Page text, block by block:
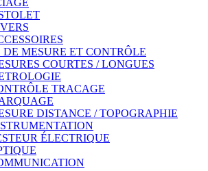
MESURE ET CONTRÔLE
COURTES / LONGUES
TRACAGE
DISTANCE / TOPOGRAPHIE
ÉLECTRIQUE